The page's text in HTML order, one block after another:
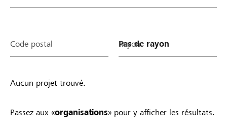
Code postal Rayon
Aucun projet trouvé.
Passez aux «organisations» pour y afficher les résultats.